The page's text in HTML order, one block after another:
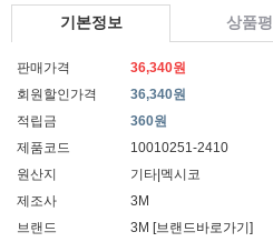
기본정보 상품평
판매가격
36,340원
회원할인가격
36,340원
적립금
360원
제품코드
10010251-2410
원산지
기타|멕시코
제조사
3M
브랜드
3M [브랜드바로가기]